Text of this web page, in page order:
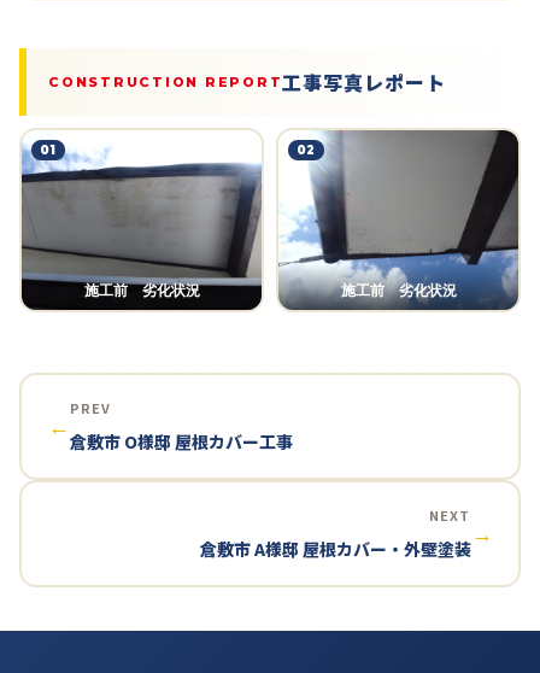
CONSTRUCTION REPORT工事写真レポート
01
施工前 劣化状況
02
施工前 劣化状況
←
PREV
倉敷市 O様邸 屋根カバー工事
NEXT
倉敷市 A様邸 屋根カバー・外壁塗装
→